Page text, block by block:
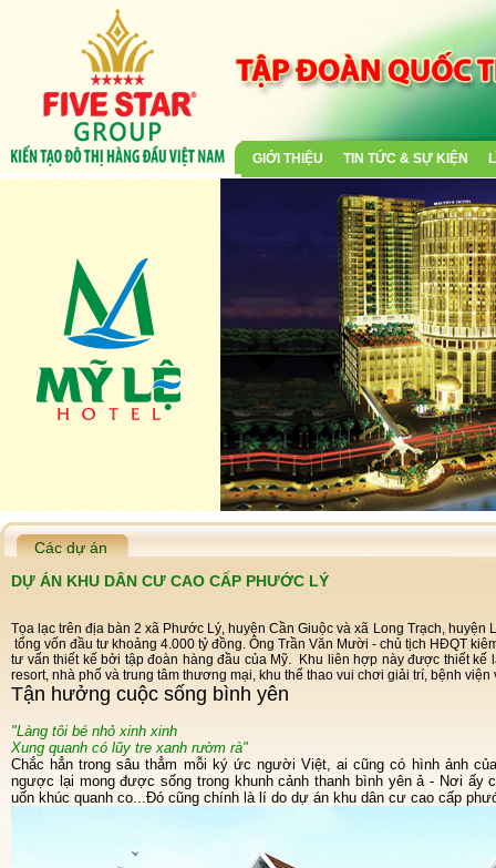
GIỚI THIỆU TIN TỨC & SỰ KIỆN
Các dự án
DỰ ÁN KHU DÂN CƯ CAO CẤP PHƯỚC LÝ
Tọa lạc trên địa bàn 2 xã Phước Lý, huyện Cần Giuộc và xã Long Trạch,
tổng vốn đầu tư khoảng 4.000 tỷ đồng. Ông Trần Văn Mười - chủ tịch HĐQT
tư vấn thiết kế bởi tập đoàn hàng đầu của Mỹ. Khu liên hợp này được thiết
resort, nhà phố và trung tâm thương mại, khu thể thao vui chơi giải trí, bệnh
Tận hưởng cuộc sống bình yên
"Làng tôi bé nhỏ xinh xinh
Xung quanh có lũy tre xanh rườm rà"
Chắc hẳn trong sâu thẳm mỗi ký ức người Việt, ai cũng có hình ảnh của một làng quê yêu dấu. Giữa đô thị ồn ào xuôi
ngược lại mong được sống trong khunh cảnh thanh bình yên ả - Nơi ấy
uốn khúc quanh co...Đó cũng chính là lí do dự án khu dân cư cao cấp